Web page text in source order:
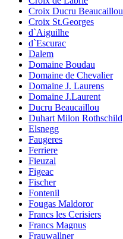
Croix Ducru Beaucaillou
Croix St.Georges
d`Aiguilhe
d`Escurac
Dalem
Domaine Boudau
Domaine de Chevalier
Domaine J. Laurens
Domaine J.Laurent
Ducru Beaucaillou
Duhart Milon Rothschild
Elsnegg
Faugeres
Ferriere
Fieuzal
Figeac
Fischer
Fontenil
Fougas Maldoror
Francs les Cerisiers
Francs Magnus
Frauwallner